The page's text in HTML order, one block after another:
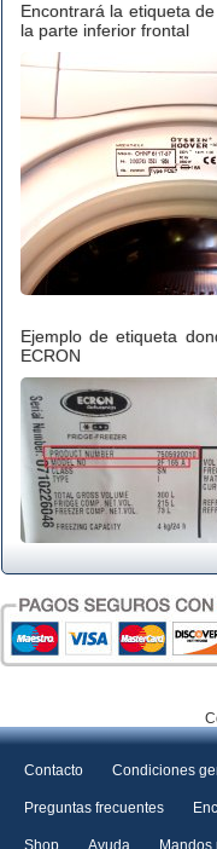
Encontrará la etiqueta
la parte inferior frontal
Ejemplo de etiqueta
ECRON
Contacto Condiciones
Preguntas frecuentes
Shop Ayuda Mandos